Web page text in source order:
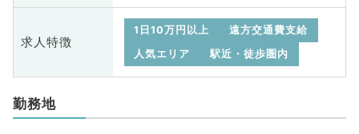
求人特徴
1日10万円以上
遠方交通費支給
人気エリア
駅近・徒歩圏内
勤務地